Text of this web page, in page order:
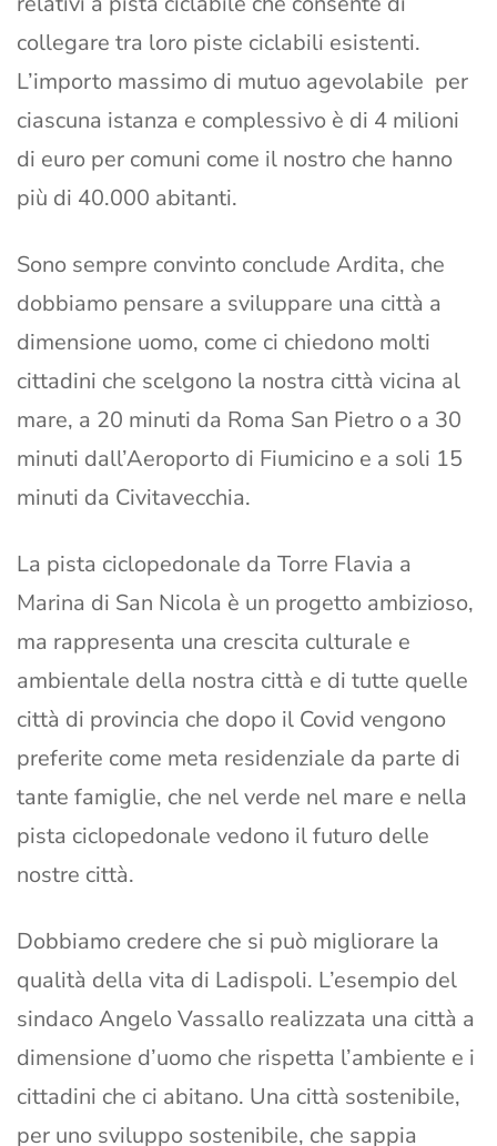
collegare tra loro piste ciclabili esistenti.
L’importo massimo di mutuo agevolabile per
ciascuna istanza e complessivo è di 4 milioni
di euro per comuni come il nostro che hanno
più di 40.000 abitanti.
Sono sempre convinto conclude Ardita, che
dobbiamo pensare a sviluppare una città a
dimensione uomo, come ci chiedono molti
cittadini che scelgono la nostra città vicina al
mare, a 20 minuti da Roma San Pietro o a 30
minuti dall’Aeroporto di Fiumicino e a soli 15
minuti da Civitavecchia.
La pista ciclopedonale da Torre Flavia a
Marina di San Nicola è un progetto ambizioso,
ma rappresenta una crescita culturale e
ambientale della nostra città e di tutte quelle
città di provincia che dopo il Covid vengono
preferite come meta residenziale da parte di
tante famiglie, che nel verde nel mare e nella
pista ciclopedonale vedono il futuro delle
nostre città.
Dobbiamo credere che si può migliorare la
qualità della vita di Ladispoli. L’esempio del
sindaco Angelo Vassallo realizzata una città a
dimensione d’uomo che rispetta l’ambiente e i
cittadini che ci abitano. Una città sostenibile,
per uno sviluppo sostenibile, che sappia